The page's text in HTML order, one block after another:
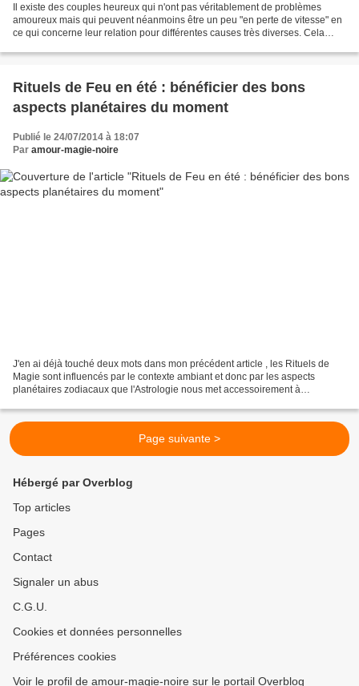
Il existe des couples heureux qui n'ont pas véritablement de problèmes
amoureux mais qui peuvent néanmoins être un peu "en perte de vitesse" en
ce qui concerne leur relation pour différentes causes très diverses. Cela
Rituels de Feu en été : bénéficier des bons
aspects planétaires du moment
Publié le 24/07/2014 à 18:07
Par amour-magie-noire
J'en ai déjà touché deux mots dans mon précédent article , les Rituels de
Magie sont influencés par le contexte ambiant et donc par les aspects
planétaires zodiacaux que l'Astrologie nous met accessoirement à
Page suivante >
Hébergé par Overblog
Top articles
Pages
Contact
Signaler un abus
C.G.U.
Cookies et données personnelles
Préférences cookies
Voir le profil de amour-magie-noire sur le portail Overblog